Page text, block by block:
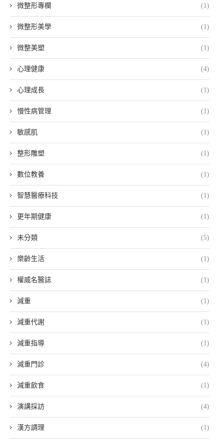
微整形專欄 (1)
微整形美學 (1)
微整美塑 (1)
心理健康 (4)
心理成長 (1)
慢性病管理 (1)
敏感肌 (1)
整形雕塑 (1)
數位教養 (1)
智慧醫療科技 (1)
更年期健康 (1)
未分類 (5)
樂齡生活 (1)
權威名醫誌 (1)
減重 (1)
減重代謝 (1)
減重指導 (1)
減重門診 (4)
減重飲食 (1)
演講採訪 (4)
漢方調理 (1)